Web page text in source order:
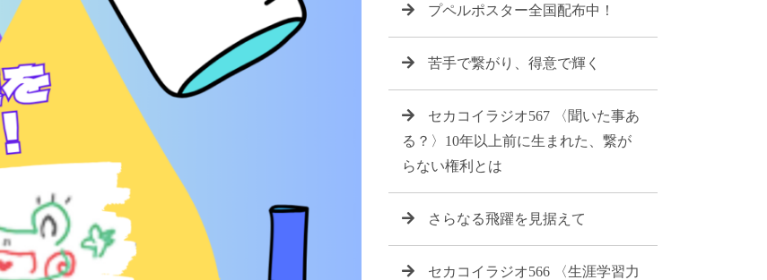
プペルポスター全国配布中！
苦手で繋がり、得意で輝く
セカコイラジオ567 〈聞いた事あ
る？〉10年以上前に生まれた、繋が
らない権利とは
さらなる飛躍を見据えて
セカコイラジオ566 〈生涯学習力